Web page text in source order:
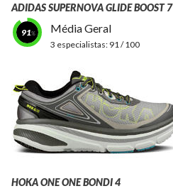
ADIDAS SUPERNOVA GLIDE BOOST 7
91 Média Geral
3 especialistas: 91 / 100
HOKA ONE ONE BONDI 4